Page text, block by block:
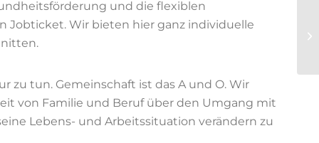
und die flexiblen
Jobticket. Wir bieten hier ganz individuelle
tun. Gemeinschaft ist das A und O. Wir
von Familie und Beruf über den Umgang mit
Lebens- und Arbeitssituation verändern zu